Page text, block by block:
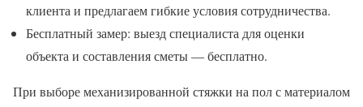
клиента и предлагаем гибкие условия сотрудничества.
Бесплатный замер: выезд специалиста для оценки
объекта и составления сметы — бесплатно.
При выборе механизированной стяжки на пол с материалом